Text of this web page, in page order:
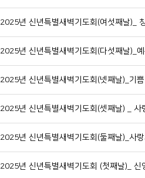
2025년 신년특별새벽기도회(여섯째날)_
2025년 신년특별새벽기도회(다섯째날)_
2025년 신년특별새벽기도회(넷째날)_기
2025년 신년특별새벽기도회(셋째날) _ 사
2025년 신년특별새벽기도회(둘째날)_사
2025년 신년특별새벽기도회 (첫째날)_ 신